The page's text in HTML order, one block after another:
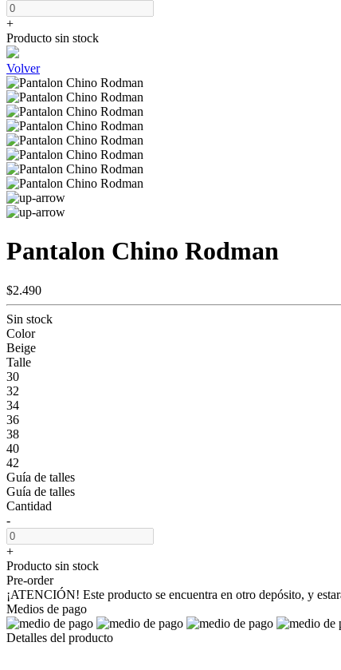
+
Producto sin stock
Volver
Pantalon Chino Rodman
$2.490
Sin stock
Color
Beige
Talle
30
32
34
36
38
40
42
Guía de talles
Guía de talles
Cantidad
-
+
Producto sin stock
Pre-order
¡ATENCIÓN! Este producto se encuentra en otro depósito, y
Medios de pago
Detalles del producto